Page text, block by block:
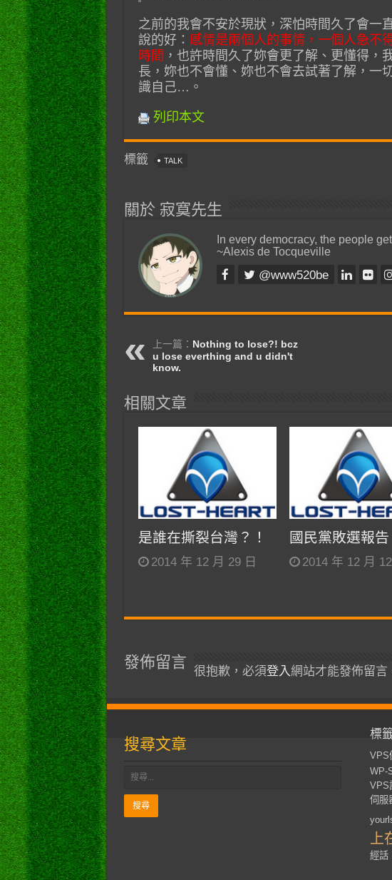
之前的我會不安於現狀，深怕時間久了會一
說的好： 感情是兩個人的事情，一個人急不
時間 ，也許時間久了妳會更了解、更懂得，
長，妳也不會懂、妳也不會去試著了解，一
識自己…。
列印本文
標籤 TALK
關於 寂寞先生
In every democracy, the people
~Alexis de Tocqueville
@www520be
上一篇： Nothing to lose?! bcz
u lose everthing and u didn't
know.
相關文章
是誰在撕裂台灣？！
2014 年 12 月 29 日
國民黨敗選報告
2014 年 12 月
發佈留言
很抱歉，必須登入 網站才能發佈留言
搜尋文章
標
VPS
WP-
VPS
伺服
經話